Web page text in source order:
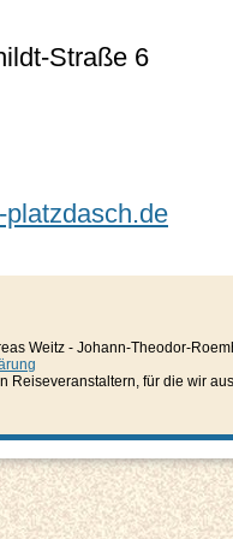
Straße 6
Weitz - Johann-Theodor-
Reiseveranstaltern, für die wir